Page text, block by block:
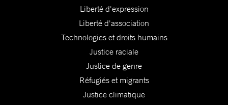
Liberté d'expression
Liberté d'association
Technologies et droits humains
Justice raciale
Justice de genre
Réfugiés et migrants
Justice climatique